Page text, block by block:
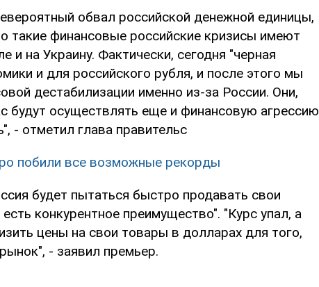
обвал российской денежной единицы,
такие финансовые российские кризисы имеют
и на Украину. Фактически, сегодня "черная
и для российского рубля, и после этого мы
дестабилизации именно из-за России. Они,
будут осуществлять еще и финансовую агрессию
- отметил глава правительс
побили все возможные рекорды
будет пытаться быстро продавать свои
конкурентное преимущество". "Курс упал, а
цены на свои товары в долларах для того,
- заявил премьер.